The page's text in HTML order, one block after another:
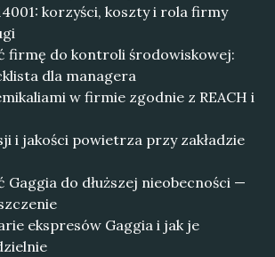
korzyści, koszty i rola firmy
firmę do kontroli środowiskowej:
dla managera
w firmie zgodnie z REACH i
i jakości powietrza przy zakładzie
Gaggia do dłuższej nieobecności —
ekspresów Gaggia i jak je